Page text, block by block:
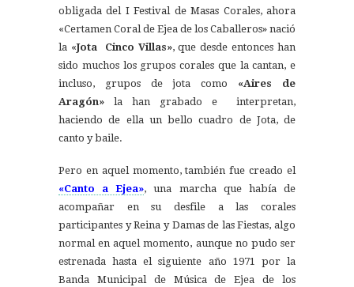
obligada del I Festival de Masas Corales, ahora
«Certamen Coral de Ejea de los Caballeros» nació
la «Jota Cinco Villas», que desde entonces han
sido muchos los grupos corales que la cantan, e
incluso, grupos de jota como «Aires de
Aragón» la han grabado e interpretan,
haciendo de ella un bello cuadro de Jota, de
canto y baile.
Pero en aquel momento, también fue creado el
«Canto a Ejea», una marcha que había de
acompañar en su desfile a las corales
participantes y Reina y Damas de las Fiestas, algo
normal en aquel momento, aunque no pudo ser
estrenada hasta el siguiente año 1971 por la
Banda Municipal de Música de Ejea de los